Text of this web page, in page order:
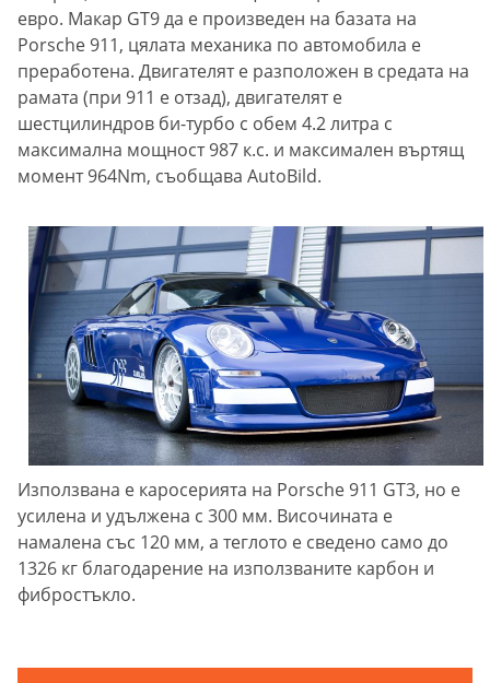
евро. Макар GT9 да е произведен на базата на
Porsche 911, цялата механика по автомобила е
преработена. Двигателят е разположен в средата на
рамата (при 911 е отзад), двигателят е
шестцилиндров би-турбо с обем 4.2 литра с
максимална мощност 987 к.с. и максимален въртящ
момент 964Nm, съобщава AutoBild.
Използвана е каросерията на Porsche 911 GT3, но е
усилена и удължена с 300 мм. Височината е
намалена със 120 мм, а теглото е сведено само до
1326 кг благодарение на използваните карбон и
фибростъкло.